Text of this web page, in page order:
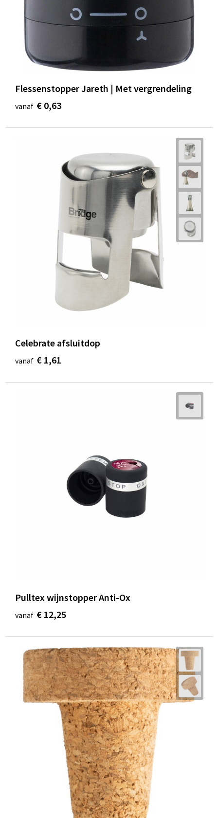
Flessenstopper Jareth | Met vergrendeling
vanaf € 0,63
Celebrate afsluitdop
vanaf € 1,61
Pulltex wijnstopper Anti-Ox
vanaf € 12,25